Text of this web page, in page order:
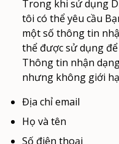
Trong khi sử dụng
tôi có thể yêu cầu
một số thông tin
thể được sử dụng
Thông tin nhận
nhưng không giới
Địa chỉ email
Họ và tên
Số điện thoại